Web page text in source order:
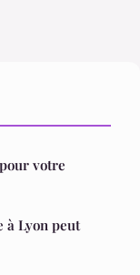
votre
à Lyon peut